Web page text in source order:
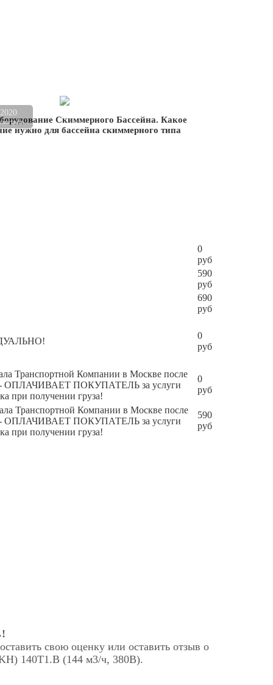
Скиммерного Бассейна. Какое
нужно для бассейна скиммерного типа
0
руб
590
руб
690
руб
0
руб
Транспортной Компании в Москве после
- ОПЛАЧИВАЕТ ПОКУПАТЕЛЬ за услуги
при получении груза!
0
руб
Транспортной Компании в Москве после
- ОПЛАЧИВАЕТ ПОКУПАТЕЛЬ за услуги
при получении груза!
590
руб
свою оценку или оставить отзыв о
140Т1.В (144 м3/ч, 380В).